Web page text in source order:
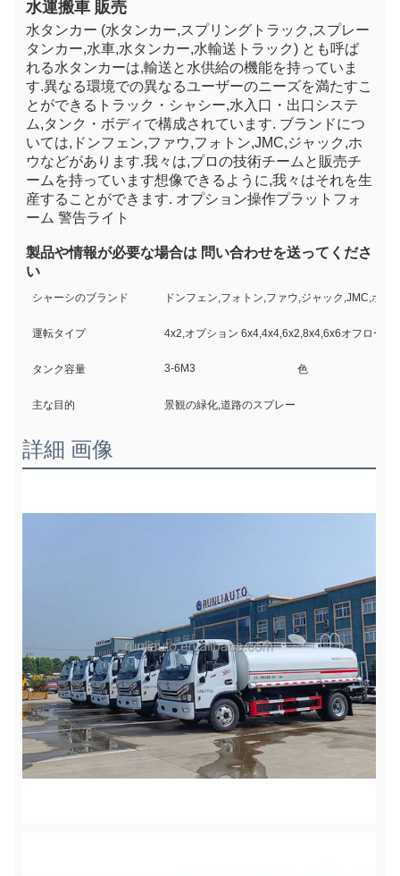
水運搬車 販売
水タンカー (水タンカー,スプリングトラック,スプレー
タンカー,水車,水タンカー,水輸送トラック) とも呼ば
れる水タンカーは,輸送と水供給の機能を持っていま
す.異なる環境での異なるユーザーのニーズを満たすこ
とができるトラック・シャシー,水入口・出口システ
ム,タンク・ボディで構成されています. ブランドにつ
いては,ドンフェン,ファウ,フォトン,JMC,ジャック,ホ
ウなどがあります.我々は,プロの技術チームと販売チ
ームを持っています想像できるように,我々はそれを生
産することができます. オプション操作プラットフォ
ーム 警告ライト
製品や情報が必要な場合は 問い合わせを送ってくださ
い
シャーシのブランド ドンフェン,フォトン,ファウ,ジャック,JMC,ホウ
運転タイプ 4x2,オプション 6x4,4x4,6x2,8x4,6x6オフロード
タンク容量 3-6M3 色
主な目的 景観の緑化,道路のスプレー
詳細 画像